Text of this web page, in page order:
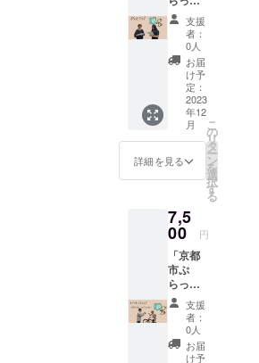
ご確認
くださ
い。
6×18・
折りた
たみマ
チ/約19]
本体/約
W26×H
36) ※画
像はイ
メージ
です。
らせて
いただ
きま
す。誰
の動画
が来る
のかは
お楽し
みで
す！ -詳
細- ・内
謝のお
気持ち
を動画
でお伝
えいた
しま
す。 ・
収録時
間：約1
分 ・提
供方
マッ
プ」上
乗せ大
歓迎！
京都市
内の観
光地を
示した
オリジ
ナルの
マップ
をお送
りいた
す。京
都に来
られる
機会が
ある方
はぜひ
ご活用
くださ
い。来
られる
機会が
支援
者：
0人
お届
け予
定：
2023
年12
月
詳細を見る
こ
の
リ
タ
ー
ン
を
選
択
す
る
7,5
00 円
「京都
市ぷ
らっと
サイク
リング
マッ
プ」上
乗せ大
支援
者：
0人
お届
け予